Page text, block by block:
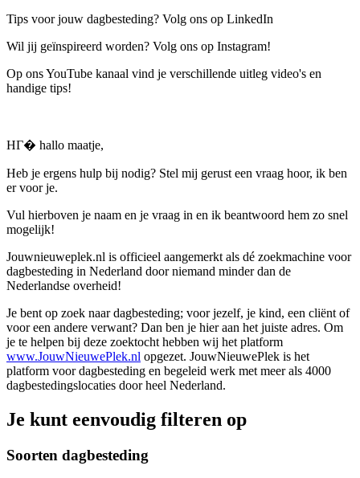
Tips voor jouw dagbesteding? Volg ons op LinkedIn
Wil jij geïnspireerd worden? Volg ons op Instagram!
Op ons YouTube kanaal vind je verschillende uitleg video's en
handige tips!
HГ� hallo maatje,
Heb je ergens hulp bij nodig? Stel mij gerust een vraag hoor, ik ben
er voor je.
Vul hierboven je naam en je vraag in en ik beantwoord hem zo snel
mogelijk!
Jouwnieuweplek.nl is officieel aangemerkt als dé zoekmachine voor
dagbesteding in Nederland door niemand minder dan de
Nederlandse overheid!
Je bent op zoek naar dagbesteding; voor jezelf, je kind, een cliënt of
voor een andere verwant? Dan ben je hier aan het juiste adres. Om
je te helpen bij deze zoektocht hebben wij het platform
www.JouwNieuwePlek.nl opgezet. JouwNieuwePlek is het
platform voor dagbesteding en begeleid werk met meer als 4000
dagbestedingslocaties door heel Nederland.
Je kunt eenvoudig filteren op
Soorten dagbesteding